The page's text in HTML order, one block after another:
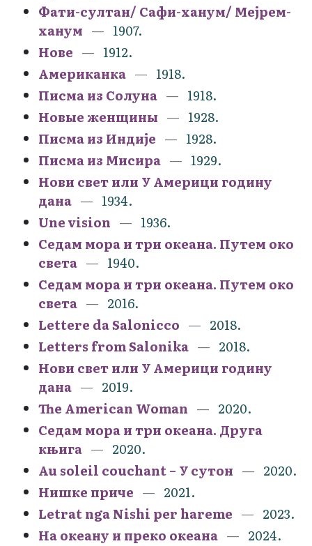
Фати-султан/ Сафи-ханум/ Мејрем-
ханум
1907.
Нове
1912.
Американка
1918.
Писма из Солуна
1918.
Новые женщины
1928.
Писма из Индије
1928.
Писма из Мисира
1929.
Нови свет или У Америци годину
дана
1934.
Une vision
1936.
Седам мора и три океана. Путем око
света
1940.
Седам мора и три океана. Путем око
света
2016.
Lettere da Salonicco
2018.
Letters from Salonika
2018.
Нови свет или У Америци годину
дана
2019.
The American Woman
2020.
Седам мора и три океана. Друга
књига
2020.
Au soleil couchant – У сутон
2020.
Нишке приче
2021.
Letrat nga Nishi per hareme
2023.
На океану и преко океана
2024.